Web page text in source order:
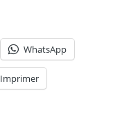
WhatsApp
Imprimer